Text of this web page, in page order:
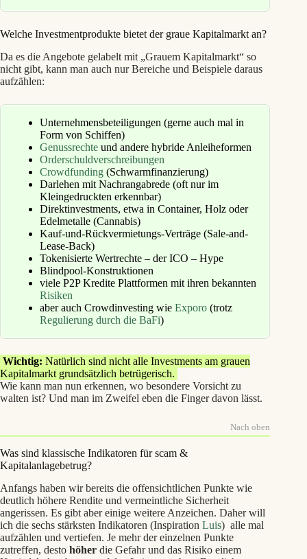
Welche Investmentprodukte bietet der graue Kapitalmarkt an?
Da es die Angebote gelabelt mit „Grauem Kapitalmarkt“ so
nicht gibt, kann man auch nur Bereiche und Beispiele daraus
aufzählen:
Unternehmensbeteiligungen (gerne auch mal in
Form von Schiffen)
Genussrechte und andere hybride Anleiheformen
Orderschuldverschreibungen
Crowdfunding (Schwarmfinanzierung)
Darlehen mit Nachrangabrede (oft nur im
Kleingedruckten erkennbar)
Direktinvestments, etwa in Container, Holz oder
Edelmetalle (Cannabis)
Kauf-und-Rückvermietungs-Verträge (Sale-and-
Lease-Back)
Tokenisierte Wertrechte – der ICO – Hype
Blindpool-Konstruktionen
viele P2P Kredite Plattformen mit ihren bekannten
Risiken
aber auch Crowdinvesting wie Exporo (trotz
Regulierung durch die BaFi)
Wichtig: Natürlich sind nicht alle Investments am grauen
Kapitalmarkt grundsätzlich betrügerisch.
Wie kann man nun erkennen, wo besondere Vorsicht zu
walten ist? Und man im Zweifel eben die Finger davon lässt.
Nach oben
Was sind klassische Indikatoren für scam &
Kapitalanlagebetrug?
Anfangs haben wir bereits die offensichtlichen Punkte wie
deutlich höhere Rendite und vermeintliche Sicherheit
angerissen. Es gibt aber einige weitere Anzeichen. Daher will
ich die sechs stärksten Indikatoren (Inspiration Luis) alle mal
aufzählen und vertiefen. Je mehr der einzelnen Punkte
zutreffen, desto höher die Gefahr und das Risiko einem